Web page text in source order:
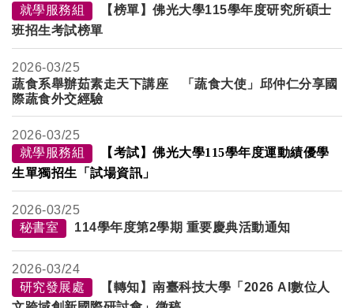
就學服務組
【榜單】佛光大學115學年度研究所碩士
班招生考試榜單
2026-03/25
蔬食系舉辦茹素走天下講座
「蔬食大使 」 邱仲仁分享國
際蔬食外交經驗
2026-03/25
就學服務組
【考試】佛光大學115學年度運動績優學
生單獨招生「試場資訊」
2026-03/25
秘書室
114學年度第2學期 重要慶典活動通知
2026-03/24
研究發展處
【轉知】南臺科技大學「2026 AI數位人